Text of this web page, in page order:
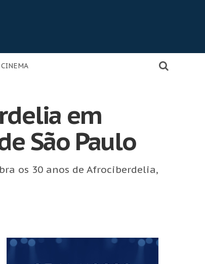
CINEMA
em
São Paulo
os 30 anos de Afrociberdelia,